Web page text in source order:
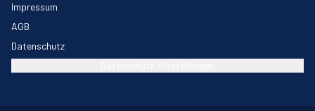
Impressum
AGB
Datenschutz